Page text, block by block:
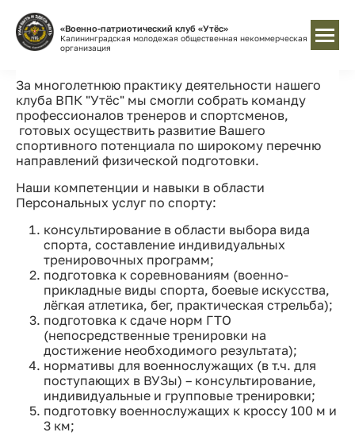
«Военно-патриотический клуб «Утёс»
Калининградская молодежая общественная некоммерческая
организация
За многолетнюю практику деятельности нашего
клуба ВПК "Утёс" мы смогли собрать команду
профессионалов тренеров и спортсменов,
готовых осуществить развитие Вашего
спортивного потенциала по широкому перечню
направлений физической подготовки.
Наши компетенции и навыки в области
Персональных услуг по спорту:
консультирование в области выбора вида
спорта, составление индивидуальных
тренировочных программ;
подготовка к соревнованиям (военно-
прикладные виды спорта, боевые искусства,
лёгкая атлетика, бег, практическая стрельба);
подготовка к сдаче норм ГТО
(непосредственные тренировки на
достижение необходимого результата);
нормативы для военнослужащих (в т.ч. для
поступающих в ВУЗы) – консультирование,
индивидуальные и групповые тренировки;
подготовку военнослужащих к кроссу 100 м и
3 км;